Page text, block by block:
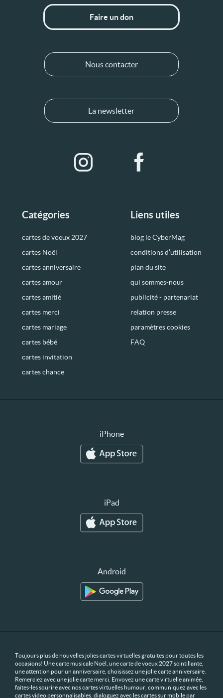
Catégories
cartes de voeux 2027
cartes Noël
cartes anniversaire
cartes amour
cartes amitié
cartes merci
cartes mariage
cartes bébé
cartes invitation
cartes chance
Liens utiles
blog le CyberMag
conditions d’utilisation
plan du site
qui sommes-nous
publicité - partenariat
relation presse
paramètres cookies
FAQ
Faire un don
Nous contacter
La newsletter
iPhone
iPad
Android
Toujours plus de nouvelles jolies cartes virtuelles gratuites pour toutes les
occasions! Une carte musicale Noël, une carte de voeux 2027 scintillante,
une attention pour un anniversaire, choisissez une jolie carte anniversaire.
Remerciez avec une jolie carte merci. Envoyez une carte virtuelle animée,
faites-les sourire avec nos cartes virtuelles humour, communiquez avec les
cartes video personnalisables, dialoguez avec les cartes sur mobile par